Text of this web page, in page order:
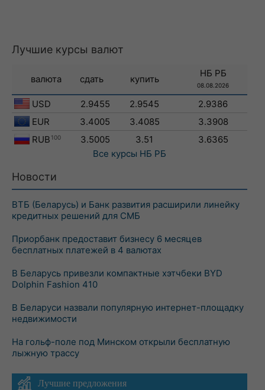
Лучшие курсы валют
валюта сдать купить
НБ РБ
08.08.2026
USD 2.9455 2.9545
2.9386
EUR
3.4005 3.4085
3.3908
RUB 100 3.5005 3.51
3.6365
Все курсы НБ РБ
Новости
ВТБ (Беларусь) и Банк развития расширили линейку
кредитных решений для СМБ
Приорбанк предоставит бизнесу 6 месяцев
бесплатных платежей в 4 валютах
В Беларусь привезли компактные хэтчбеки BYD
Dolphin Fashion 410
В Беларуси назвали популярную интернет-площадку
недвижимости
На гольф-поле под Минском открыли бесплатную
лыжную трассу
Лучшие предложения